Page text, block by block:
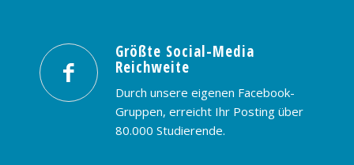
PREISE & BUCHUNG KONTAKT
Größte Social-Media
Reichweite
Durch unsere eigenen Facebook-
Gruppen, erreicht Ihr Posting über
80.000 Studierende.